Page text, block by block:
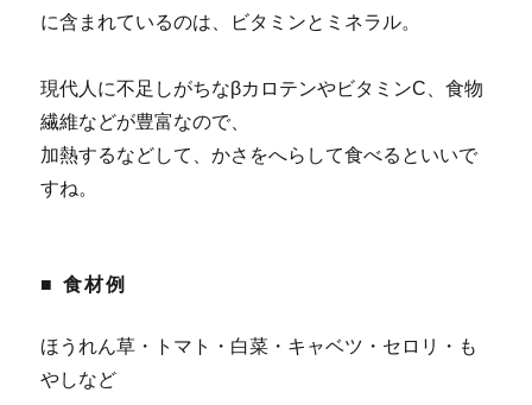
に含まれているのは、ビタミンとミネラル。
現代人に不足しがちなβカロテンやビタミンC、食物
繊維などが豊富なので、
加熱するなどして、かさをへらして食べるといいで
すね。
■ 食材例
ほうれん草・トマト・白菜・キャベツ・セロリ・も
やしなど